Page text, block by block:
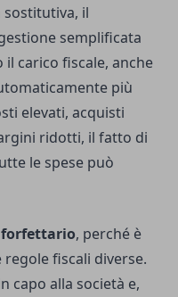
sostitutiva, il
semplificata
carico fiscale, anche
più
elevati, acquisti
ridotti, il fatto di
le spese può
forfettario, perché è
fiscali diverse.
capo alla società e,